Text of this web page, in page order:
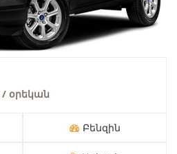
/ օրեկան
Բենզին